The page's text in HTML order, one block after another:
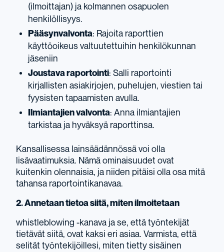
(ilmoittajan) ja kolmannen osapuolen
henkilöllisyys.
Pääsynvalvonta: Rajoita raporttien
käyttöoikeus valtuutettuihin henkilökunnan
jäseniin
Joustava raportointi: Salli raportointi
kirjallisten asiakirjojen, puhelujen, viestien tai
fyysisten tapaamisten avulla.
Ilmiantajien valvonta: Anna ilmiantajien
tarkistaa ja hyväksyä raporttinsa.
Kansallisessa lainsäädännössä voi olla
lisävaatimuksia. Nämä ominaisuudet ovat
kuitenkin olennaisia, ja niiden pitäisi olla osa mitä
tahansa raportointikanavaa.
2. Annetaan tietoa siitä, miten ilmoitetaan
whistleblowing -kanava ja se, että työntekijät
tietävät siitä, ovat kaksi eri asiaa. Varmista, että
selität työntekijöillesi, miten tietty sisäinen